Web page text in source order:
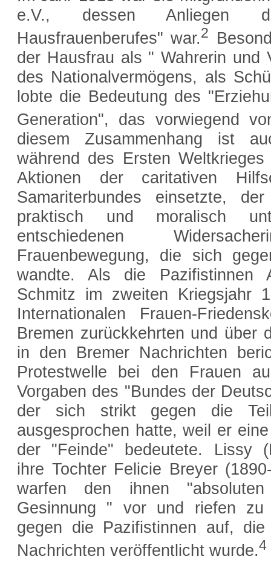
e.V., dessen Anliegen
Hausfrauenberufes" war.2
der Hausfrau als " Wahrerin und
des Nationalvermögens, als
lobte die Bedeutung des
Generation", das vorwiegend
diesem Zusammenhang ist
während des Ersten
Aktionen der caritativen
Samariterbundes einsetzte,
praktisch und moralisch
entschiedenen
Frauenbewegung, die sich
wandte. Als die Pazifistinnen
Schmitz im zweiten Kriegsjahr
Internationalen Frauen-
Bremen zurückkehrten und über
in den Bremer Nachrichten
Protestwelle bei den Frauen
Vorgaben des "Bundes der
der sich strikt gegen die
ausgesprochen hatte, weil er
der "Feinde" bedeutete. Lissy
ihre Tochter Felicie Breyer
warfen den ihnen
Gesinnung " vor und riefen zu
gegen die Pazifistinnen auf,
Nachrichten veröffentlicht wurde.4